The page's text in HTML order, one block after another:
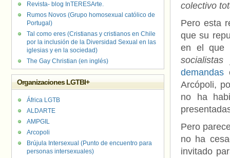
colectivo
Pero esta
que su
en el que
demandas
Arcópoli,
no ha
Pero
no ha
invitado
Revista- blog InTERESArte.
Rumos Novos (Grupo homosexual católico de
Portugal)
Tal como eres (Cristianas y cristianos en Chile
por la inclusión de la Diversidad Sexual en las
iglesias y en la sociedad)
The Gay Christian (en inglés)
Organizaciones LGTBI+
África LGTB
ALDARTE
AMPGIL
Arcopoli
Brújula Intersexual (Punto de encuentro para
personas intersexuales)